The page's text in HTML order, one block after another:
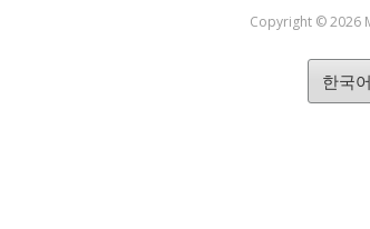
Copyright © 2026